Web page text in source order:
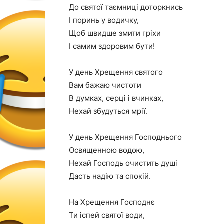
До святої таємниці доторкнись
І поринь у водичку,
Щоб швидше змити гріхи
І самим здоровим бути!
У день Хрещення святого
Вам бажаю чистоти
В думках, серці і вчинках,
Нехай збудуться мрії.
У день Хрещення Господнього
Освященною водою,
Нехай Господь очистить душі
Дасть надію та спокій.
На Хрещення Господнє
Ти іспей святої води,